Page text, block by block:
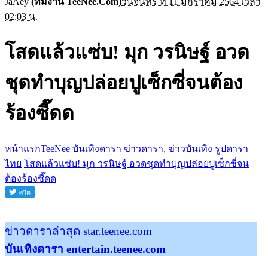
02:03 น.
โสดแล้วแซ่บ! มุก วรนิษฐ์ อวด
ชุดทำบุญปล่อยปูเซ็กซี่จนต้อง
ร้องซี๊ดด
หน้าแรกTeeNee บันเทิงดารา ข่าวดารา, ข่าวบันเทิง รูปดารา
ไทย โสดแล้วแซ่บ! มุก วรนิษฐ์ อวดชุดทำบุญปล่อยปูเซ็กซี่จน
ต้องร้องซี๊ดด
ข่าวดาราล่าสุด star.teenee.com
บันเทิงดารา entertain.teenee.com